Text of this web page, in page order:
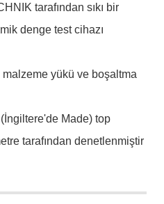
tarafından sıkı bir
denge test cihazı
malzeme yükü ve boşaltma
Made) top
tarafından denetlenmiştir